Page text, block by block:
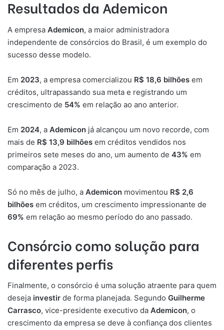
Resultados da Ademicon
A empresa Ademicon, a maior administradora
independente de consórcios do Brasil, é um exemplo do
sucesso desse modelo.
Em 2023, a empresa comercializou R$ 18,6 bilhões em
créditos, ultrapassando sua meta e registrando um
crescimento de 54% em relação ao ano anterior.
Em 2024, a Ademicon já alcançou um novo recorde, com
mais de R$ 13,9 bilhões em créditos vendidos nos
primeiros sete meses do ano, um aumento de 43% em
comparação a 2023.
Só no mês de julho, a Ademicon movimentou R$ 2,6
bilhões em créditos, um crescimento impressionante de
69% em relação ao mesmo período do ano passado.
Consórcio como solução para
diferentes perfis
Finalmente, o consórcio é uma solução atraente para quem
deseja investir de forma planejada. Segundo Guilherme
Carrasco, vice-presidente executivo da Ademicon, o
crescimento da empresa se deve à confiança dos clientes